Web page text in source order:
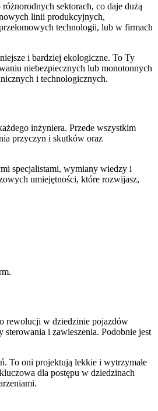
sektorach, co daje dużą
linii produkcyjnych,
technologii, lub w firmach
i bardziej ekologiczne. To Ty
niebezpiecznych lub monotonnych
i technologicznych.
inżyniera. Przede wszystkim
przyczyn i skutków oraz
specjalistami, wymiany wiedzy i
umiejętności, które rozwijasz,
rewolucji w dziedzinie pojazdów
i zawieszenia. Podobnie jest
To oni projektują lekkie i wytrzymałe
dla postępu w dziedzinach